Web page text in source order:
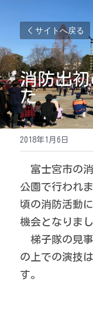
サイトへ戻る
消防出
た
2018年1月6日
富士宮市の消
公園で行われ
頃の消防活動
機会となりまし
梯子隊の見
の上での演技
す。